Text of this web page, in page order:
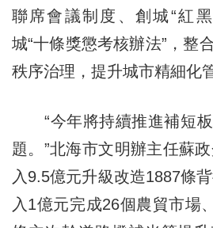
聯席會議制度、創城“紅
城“十條獎懲考核辦法”，整
秩序治理，提升城市精細化
“今年將持續推進補短板
題。”北海市文明辦主任蘇
入9.5億元升級改造1887條
入1億元完成26個農貿市場